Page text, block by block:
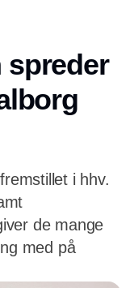
spreder
i hhv.
de mange
med på